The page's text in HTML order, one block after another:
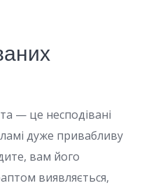
— це несподівані
дуже привабливу
вам його
виявляється,